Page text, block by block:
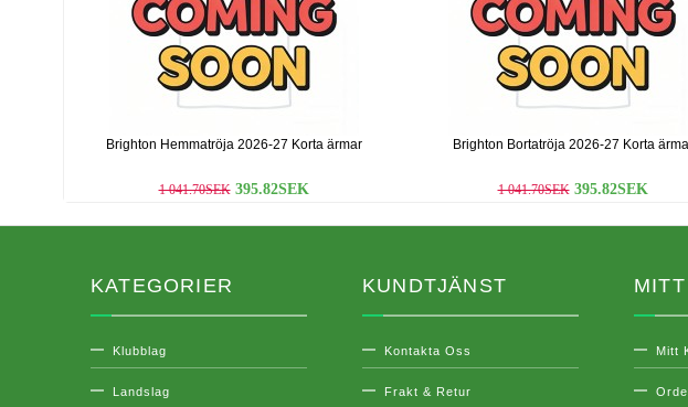
Brighton Hemmatröja 2026-27 Korta ärmar
1 041.70SEK 395.82SEK
Brighton Bortatröja 2026-27 Korta
1 041.70SEK 395.82SEK
KATEGORIER
Klubblag
Landslag
KUNDTJÄNST
Kontakta Oss
Frakt & Retur
Mitt